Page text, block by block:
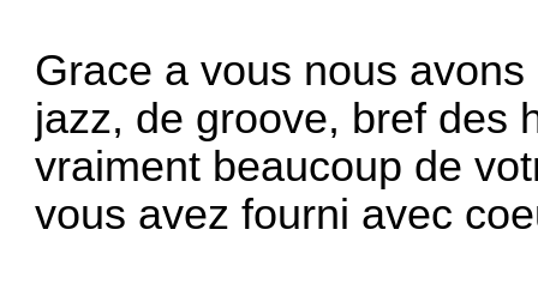
Grace a vous nous
jazz, de groove, bref des
vraiment beaucoup de
vous avez fourni avec